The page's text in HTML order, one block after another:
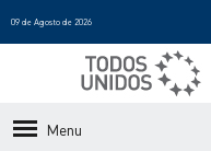
09 de Agosto de 2026
Menu